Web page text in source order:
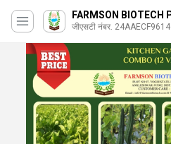
FARMSON BIOTECH
जीएसटी नंबर.